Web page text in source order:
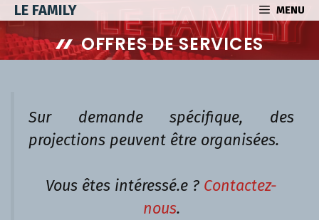
Aller
au
contenu
LE FAMILY MENU
OFFRES DE SERVICES
Sur demande spécifique, des
projections peuvent être organisées.
Vous êtes intéressé.e ? Contactez-
nous.